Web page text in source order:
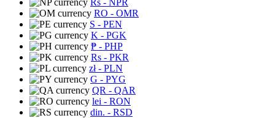
Rs - NPR
RO - OMR
S - PEN
K - PGK
₱ - PHP
Rs - PKR
zł- PLN
G - PYG
QR - QAR
lei - RON
din. - RSD